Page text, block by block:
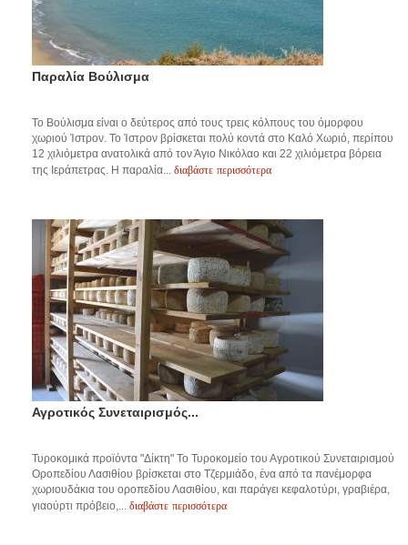
Παραλία Βούλισμα
Το Βούλισμα είναι ο δεύτερος από τους τρεις κόλπους του όμορφου
χωριού Ίστρον. Το Ίστρον βρίσκεται πολύ κοντά στο Καλό Χωριό, περίπου
12 χιλιόμετρα ανατολικά από τον Άγιο Νικόλαο και 22 χιλιόμετρα βόρεια
της Ιεράπετρας. Η παραλία... διαβάστε περισσότερα
Αγροτικός Συνεταιρισμός...
Τυροκομικά προϊόντα "Δίκτη" Το Τυροκομείο του Αγροτικού Συνεταιρισμού
Οροπεδίου Λασιθίου βρίσκεται στο Τζερμιάδο, ένα από τα πανέμορφα
χωριουδάκια του οροπεδίου Λασιθίου, και παράγει κεφαλοτύρι, γραβιέρα,
γιαούρτι πρόβειο,... διαβάστε περισσότερα